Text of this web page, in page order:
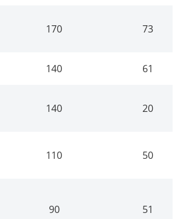
170 73
140 61
140 20
110 50
90 51